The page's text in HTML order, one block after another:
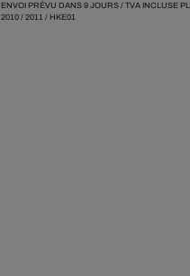
ENVOI PRÉVU DANS 9 JOURS / TVA INCLUSE
2010/ 2011/ HKE01